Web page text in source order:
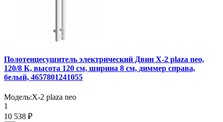
Полотенцесушитель электрический Двин X-2 plaza neo,
120/8 К, высота 120 см, ширина 8 см, диммер справа,
белый, 4657801241055
Модель:X-2 plaza neo
1
10 538 ₽